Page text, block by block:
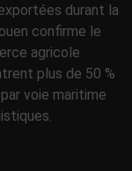
durant la
confirme le
agricole
plus de 50 %
voie maritime